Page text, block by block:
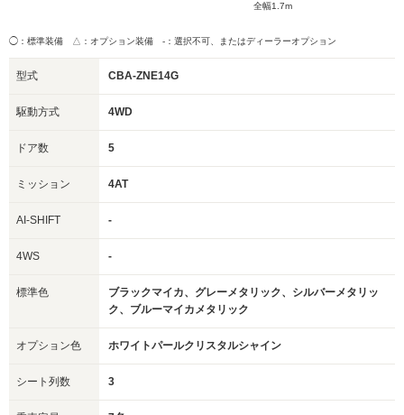
全幅1.7m
◯：標準装備 △：オプション装備 -：選択不可、またはディーラーオプション
型式 CBA-ZNE14G
駆動方式 4WD
ドア数 5
ミッション 4AT
AI-SHIFT -
4WS -
標準色
ブラックマイカ、グレーメタリック、シルバーメタリッ
ク、ブルーマイカメタリック
オプション色 ホワイトパールクリスタルシャイン
シート列数 3